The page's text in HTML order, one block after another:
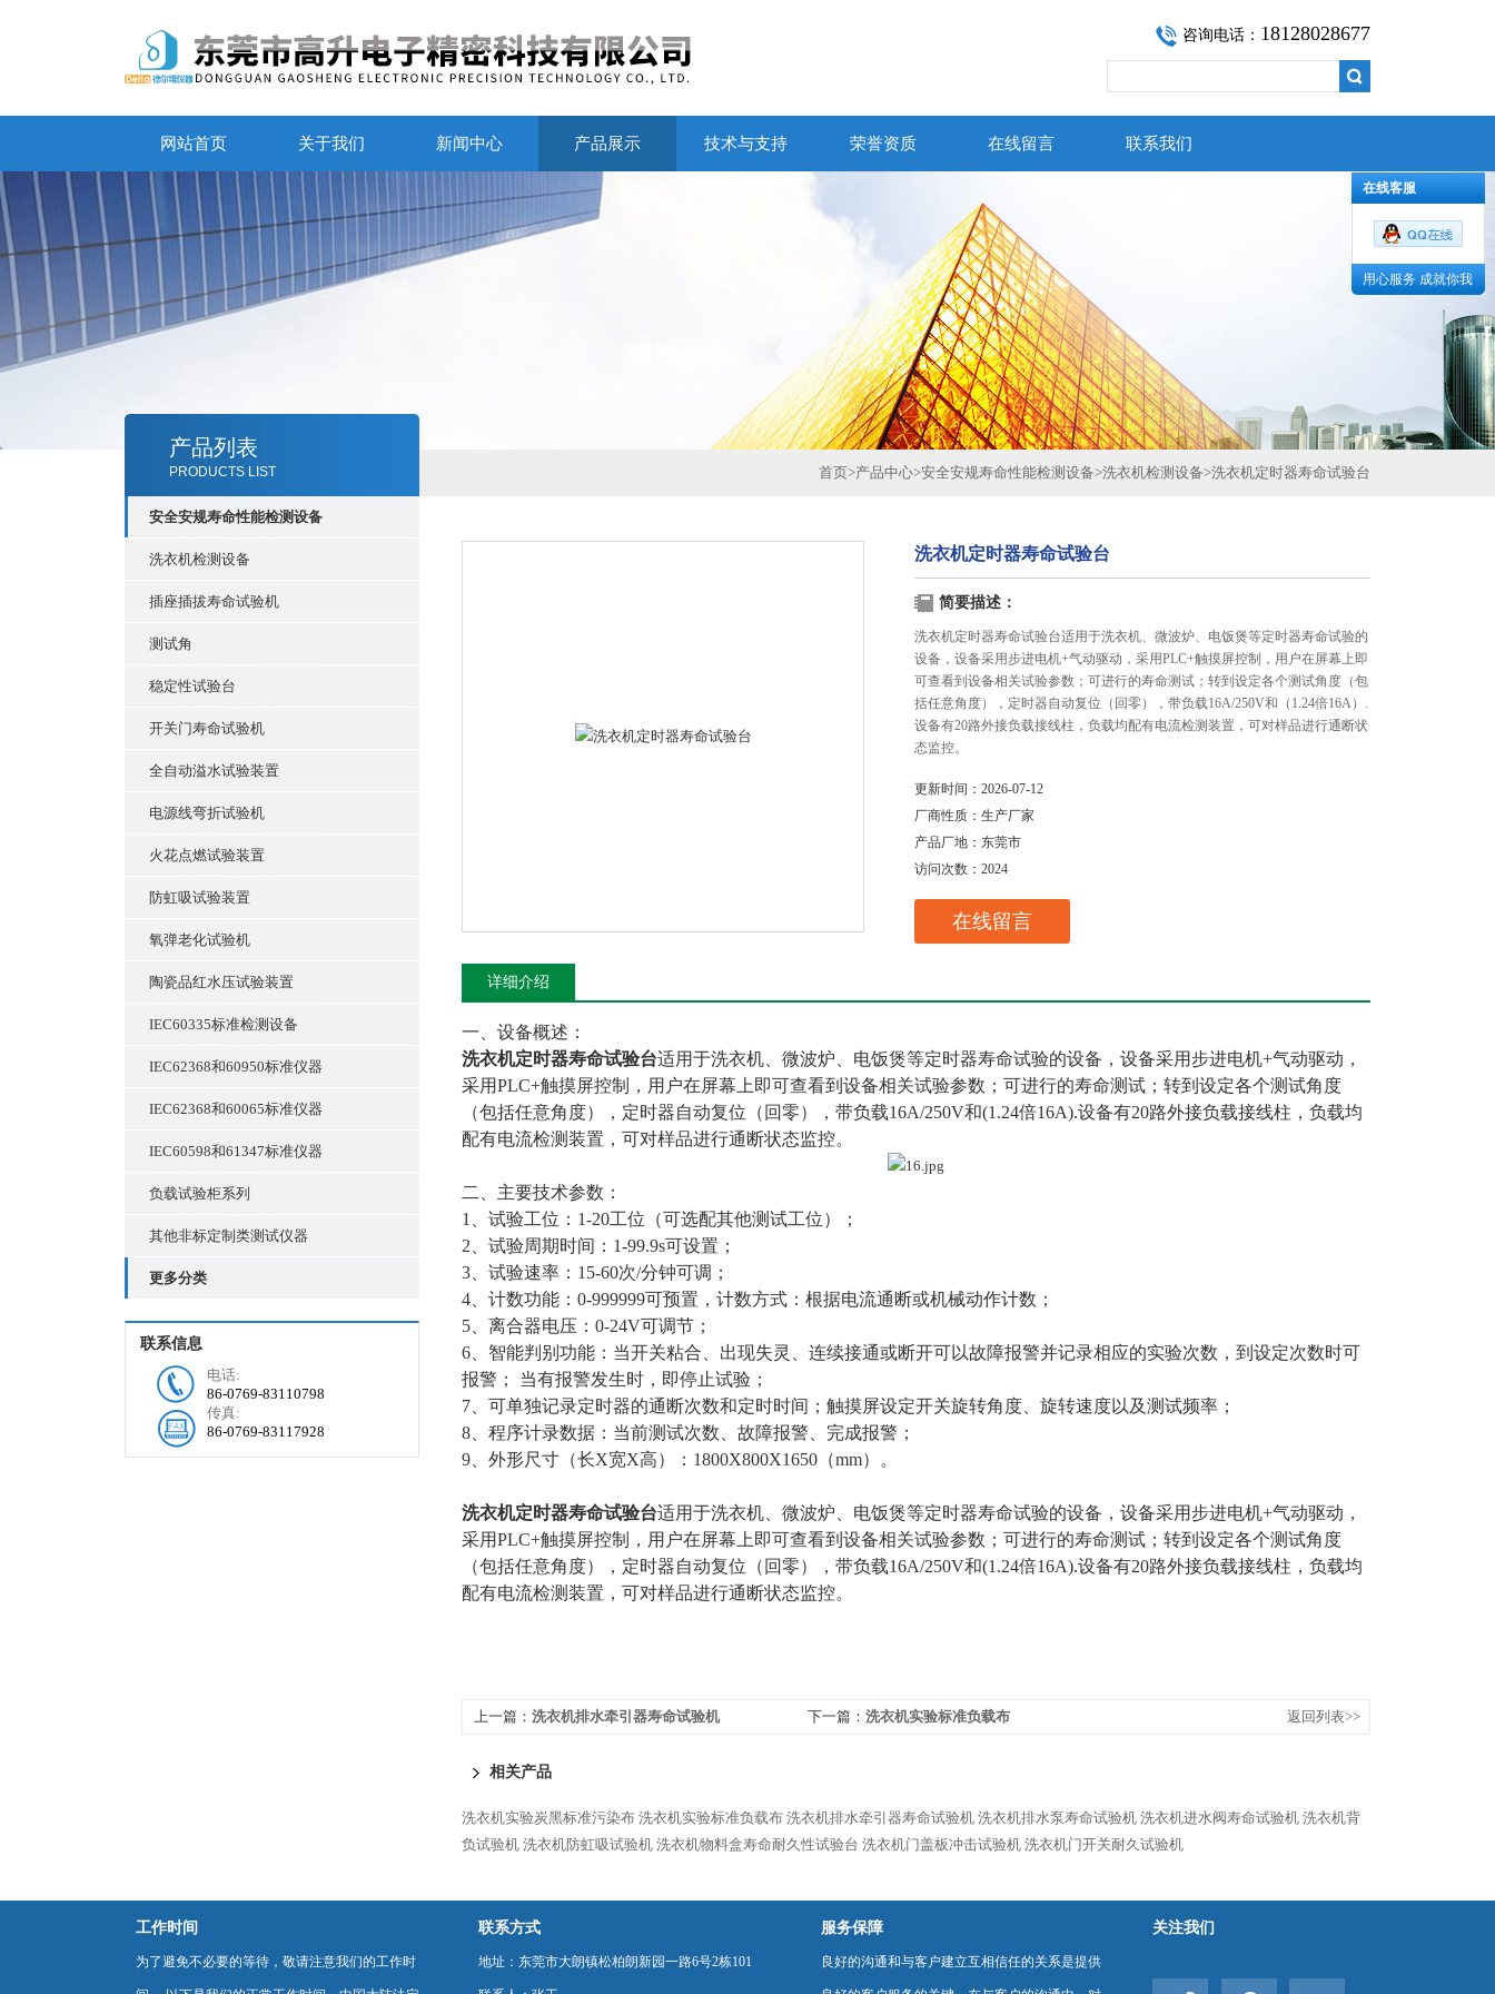
咨询电话： 18128028677
网站首页 关于我们 新闻中心 产品展示 技术与支持 荣誉资质 在线留言 联系我们
产品列表
PRODUCTS LIST
安全安规寿命性能检测设备
洗衣机检测设备
插座插拔寿命试验机
测试角
稳定性试验台
开关门寿命试验机
全自动溢水试验装置
电源线弯折试验机
火花点燃试验装置
防虹吸试验装置
氧弹老化试验机
陶瓷品红水压试验装置
IEC60335标准检测设备
IEC62368和60950标准仪器
IEC62368和60065标准仪器
IEC60598和61347标准仪器
负载试验柜系列
其他非标定制类测试仪器
更多分类
联系信息
电话:
86-0769-83110798
传真:
86-0769-83117928
首页>产品中心>安全安规寿命性能检测设备>洗衣机检测设备>洗衣机定时器寿命试验台
洗衣机定时器寿命试验台
简要描述：
洗衣机定时器寿命试验台适用于洗衣机、微波炉、电饭煲等定时器寿命试验的
设备，设备采用步进电机+气动驱动，采用PLC+触摸屏控制，用户在屏幕上即
可查看到设备相关试验参数；可进行的寿命测试；转到设定各个测试角度（包
括任意角度），定时器自动复位（回零），带负载16A/250V和（1.24倍16A）.
设备有20路外接负载接线柱，负载均配有电流检测装置，可对样品进行通断状
态监控。
更新时间： 2026-07-12
厂商性质： 生产厂家
产品厂地： 东莞市
访问次数： 2024
在线留言
详细介绍
一、设备概述：
洗衣机定时器寿命试验台适用于洗衣机、微波炉、电饭煲等定时器寿命试验的设备，设备采用步进电机+气动驱动，
采用PLC+触摸屏控制，用户在屏幕上即可查看到设备相关试验参数；可进行的寿命测试；转到设定各个测试角度
（包括任意角度），定时器自动复位（回零），带负载16A/250V和(1.24倍16A).设备有20路外接负载接线柱，负载均
配有电流检测装置，可对样品进行通断状态监控。
二、主要技术参数：
1、试验工位：1-20工位（可选配其他测试工位）；
2、试验周期时间：1-99.9s可设置；
3、试验速率：15-60次/分钟可调；
4、计数功能：0-999999可预置，计数方式：根据电流通断或机械动作计数；
5、离合器电压：0-24V可调节；
6、智能判别功能：当开关粘合、出现失灵、连续接通或断开可以故障报警并记录相应的实验次数，到设定次数时可
报警； 当有报警发生时，即停止试验；
7、可单独记录定时器的通断次数和定时时间；触摸屏设定开关旋转角度、旋转速度以及测试频率；
8、程序计录数据：当前测试次数、故障报警、完成报警；
9、外形尺寸（长X宽X高）：1800X800X1650（mm）。
洗衣机定时器寿命试验台适用于洗衣机、微波炉、电饭煲等定时器寿命试验的设备，设备采用步进电机+气动驱动，
采用PLC+触摸屏控制，用户在屏幕上即可查看到设备相关试验参数；可进行的寿命测试；转到设定各个测试角度
（包括任意角度），定时器自动复位（回零），带负载16A/250V和(1.24倍16A).设备有20路外接负载接线柱，负载均
配有电流检测装置，可对样品进行通断状态监控。
上一篇： 洗衣机排水牵引器寿命试验机 下一篇： 洗衣机实验标准负载布 返回列表>>
相关产品
洗衣机实验炭黑标准污染布 洗衣机实验标准负载布 洗衣机排水牵引器寿命试验机 洗衣机排水泵寿命试验机 洗衣机进水阀寿命试验机 洗衣机背
负试验机 洗衣机防虹吸试验机 洗衣机物料盒寿命耐久性试验台 洗衣机门盖板冲击试验机 洗衣机门开关耐久试验机
工作时间
为了避免不必要的等待，敬请注意我们的工作时
联系方式
地址：东莞市大朗镇松柏朗新园一路6号2栋101
服务保障
良好的沟通和与客户建立互相信任的关系是提供
关注我们
在线客服
用心服务 成就你我